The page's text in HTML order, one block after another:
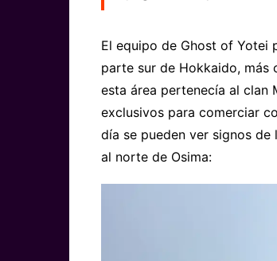
El equipo de Ghost of Yotei
parte sur de Hokkaido, más
esta área pertenecía al clan
exclusivos para comerciar
día se pueden ver signos
al norte de Osima: